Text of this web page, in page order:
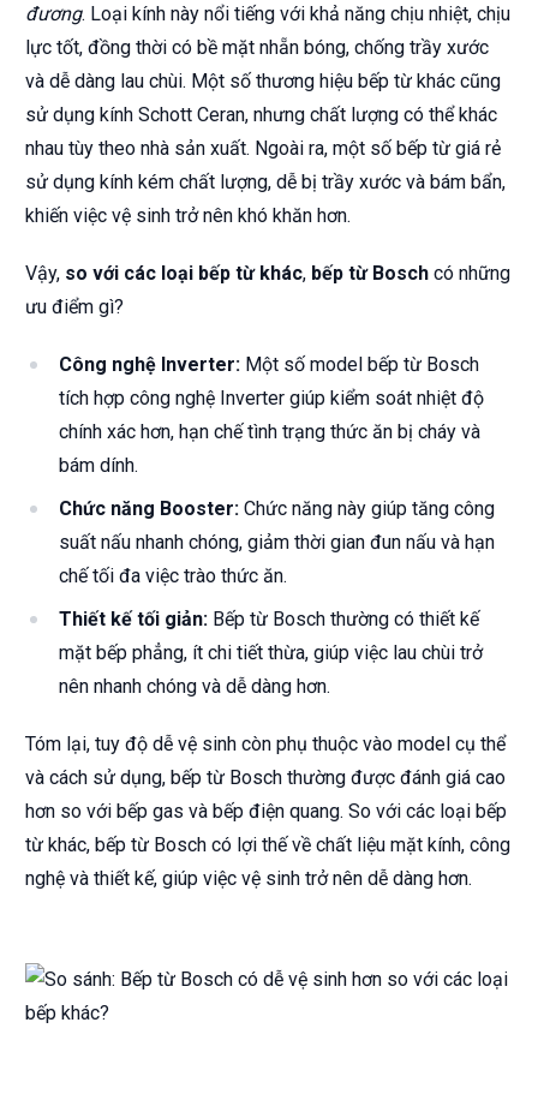
đương. Loại kính này nổi tiếng với khả năng chịu nhiệt, chịu
lực tốt, đồng thời có bề mặt nhẵn bóng, chống trầy xước
và dễ dàng lau chùi. Một số thương hiệu bếp từ khác cũng
sử dụng kính Schott Ceran, nhưng chất lượng có thể khác
nhau tùy theo nhà sản xuất. Ngoài ra, một số bếp từ giá rẻ
sử dụng kính kém chất lượng, dễ bị trầy xước và bám bẩn,
khiến việc vệ sinh trở nên khó khăn hơn.
Vậy, so với các loại bếp từ khác, bếp từ Bosch có những
ưu điểm gì?
Công nghệ Inverter: Một số model bếp từ Bosch
tích hợp công nghệ Inverter giúp kiểm soát nhiệt độ
chính xác hơn, hạn chế tình trạng thức ăn bị cháy và
bám dính.
Chức năng Booster: Chức năng này giúp tăng công
suất nấu nhanh chóng, giảm thời gian đun nấu và hạn
chế tối đa việc trào thức ăn.
Thiết kế tối giản: Bếp từ Bosch thường có thiết kế
mặt bếp phẳng, ít chi tiết thừa, giúp việc lau chùi trở
nên nhanh chóng và dễ dàng hơn.
Tóm lại, tuy độ dễ vệ sinh còn phụ thuộc vào model cụ thể
và cách sử dụng, bếp từ Bosch thường được đánh giá cao
hơn so với bếp gas và bếp điện quang. So với các loại bếp
từ khác, bếp từ Bosch có lợi thế về chất liệu mặt kính, công
nghệ và thiết kế, giúp việc vệ sinh trở nên dễ dàng hơn.